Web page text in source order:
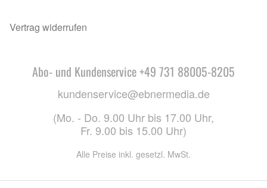
Vertrag widerrufen
Abo- und Kundenservice +49 731 88005-8205
kundenservice@ebnermedia.de
(Mo. - Do. 9.00 Uhr bis 17.00 Uhr,
Fr. 9.00 bis 15.00 Uhr)
Alle Preise inkl. gesetzl. MwSt.